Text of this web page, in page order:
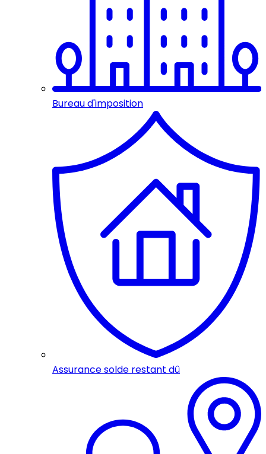
Bureau d'imposition
Assurance solde restant dû